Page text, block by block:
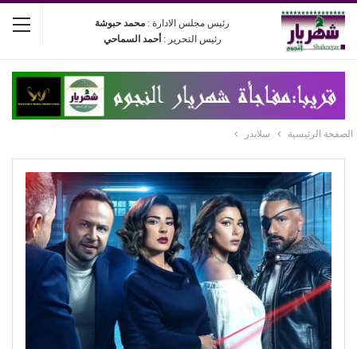
رئيس مجلس الادارة : محمد حبوشة
رئيس التحرير : أحمد السماحي
الصفحة الرئيسية سلايدر